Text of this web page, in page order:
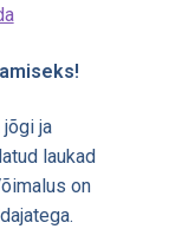
jõgi ja
laukad
on